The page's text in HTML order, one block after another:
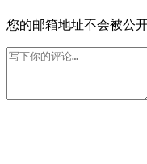
您的邮箱地址不会被公开